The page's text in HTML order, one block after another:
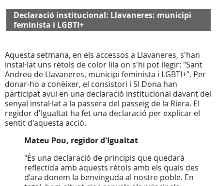
Declaració institucional: Llavaneres: municipi
feminista i LGBTI+
Aquesta setmana, en els accessos a Llavaneres, s'han
instal·lat uns rètols de color lila on s'hi pot llegir: "Sant
Andreu de Llavaneres, municipi feminista i LGBTI+". Per
donar-ho a conèixer, el consistori i SI Dona han
participat avui en una declaració institucional davant del
senyal instal·lat a la passera del passeig de la Riera. El
regidor d'Igualtat ha fet una declaració per explicar el
sentit d'aquesta acció.
Mateu Pou, regidor d'Igualtat
"És una declaració de principis que quedarà
reflectida amb aquests rètols amb els quals des
d’ara donem la benvinguda al nostre poble. En